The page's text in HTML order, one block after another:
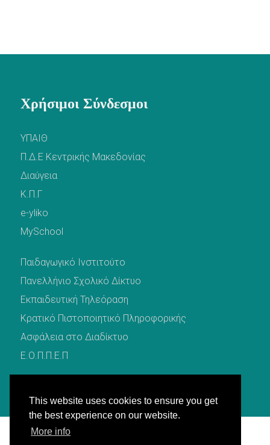
This website uses cookies to ensure you get
the best experience on our website.
More info
Χρήσιμοι Σύνδεσμοι
ΥΠΑΙΘ
Π.Δ.Ε Κεντρικής Μακεδονίας
Διαύγεια
Κ.Π.Γ
e-yliko
MySchool
Παιδαγωγικό Ινστιτούτο
Πανελλήνιο Σχολικό Δίκτυο
Εκπαιδευτική Τηλεόραση
Κρατικό Πιστοποιητικό Πληροφορικής
Ασφάλεια στο Διαδίκτυο
Ε.Ο.Π.Π.Ε.Π
© 2021 by